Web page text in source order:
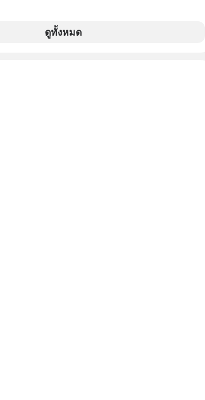
ปลดล็อกกฎเกณฑ์ไหน เพื่อให้รายเล็กเติบโตได้
มากกว่าที่เป็นอยู่ ? Talk ลงทุนแมนชวนมา
ดูทั้งหมด